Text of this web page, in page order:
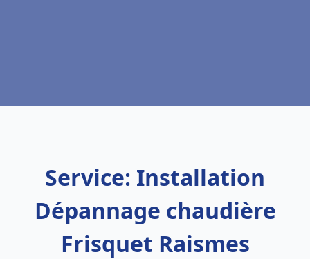
Service: Installation
Dépannage chaudière
Frisquet Raismes